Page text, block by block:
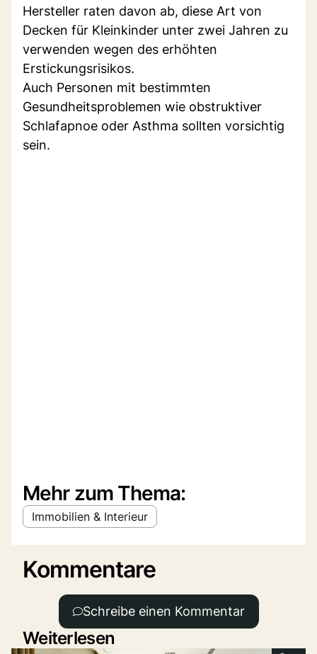
Hersteller raten davon ab, diese Art von
Decken für Kleinkinder unter zwei Jahren zu
verwenden wegen des erhöhten
Erstickungsrisikos.
Auch Personen mit bestimmten
Gesundheitsproblemen wie obstruktiver
Schlafapnoe oder Asthma sollten vorsichtig
sein.
Mehr zum Thema:
Immobilien & Interieur
Kommentare
Schreibe einen Kommentar
Weiterlesen